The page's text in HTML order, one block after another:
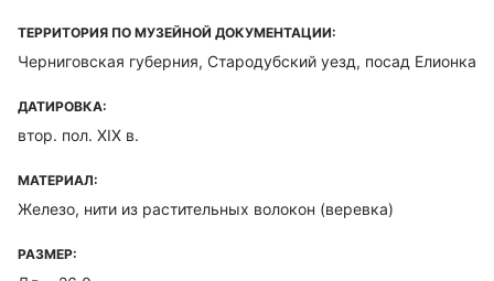
ТЕРРИТОРИЯ ПО МУЗЕЙНОЙ ДОКУМЕНТАЦИИ:
Черниговская губерния, Стародубский уезд, посад Елионка
ДАТИРОВКА:
втор. пол. XIX в.
МАТЕРИАЛ:
Железо, нити из растительных волокон (веревка)
РАЗМЕР: